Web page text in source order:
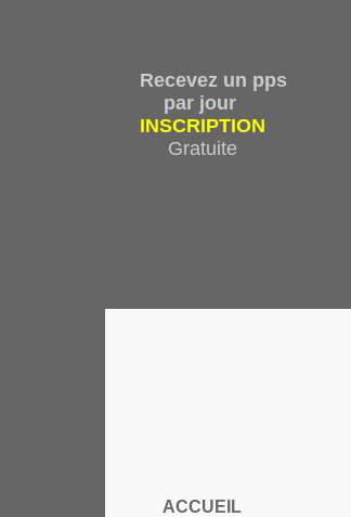
Recevez un pps
par jour
INSCRIPTION
Gratuite
ACCUEIL